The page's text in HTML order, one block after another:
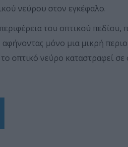
νεύρου στον εγκέφαλο.
του οπτικού πεδίου,
μόνο μια μικρή
οπτικό νεύρο καταστραφεί